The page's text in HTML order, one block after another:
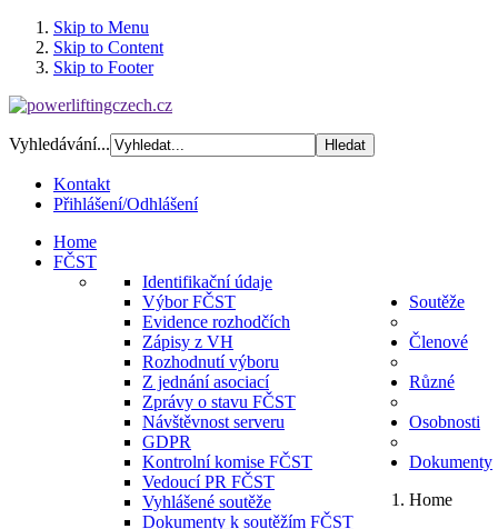
Skip to Menu
Skip to Content
Skip to Footer
Vyhledávání...
Kontakt
Přihlášení/Odhlášení
Home
FČST
Identifikační údaje
Výbor FČST
Evidence rozhodčích
Zápisy z VH
Rozhodnutí výboru
Z jednání asociací
Zprávy o stavu FČST
Návštěvnost serveru
GDPR
Kontrolní komise FČST
Vedoucí PR FČST
Soutěže
Vyhlášené soutěže
Dokumenty k soutěžím FČST
Členové
Různé
Osobnosti
Dokumenty
Home